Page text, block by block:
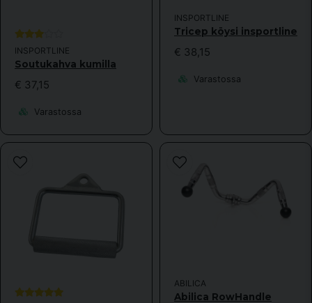
INSPORTLINE
Soutukahva kumilla
€ 37,15
Varastossa
INSPORTLINE
Tricep köysi insportline
€ 38,15
Varastossa
ABILICA
Abilica RowHandle